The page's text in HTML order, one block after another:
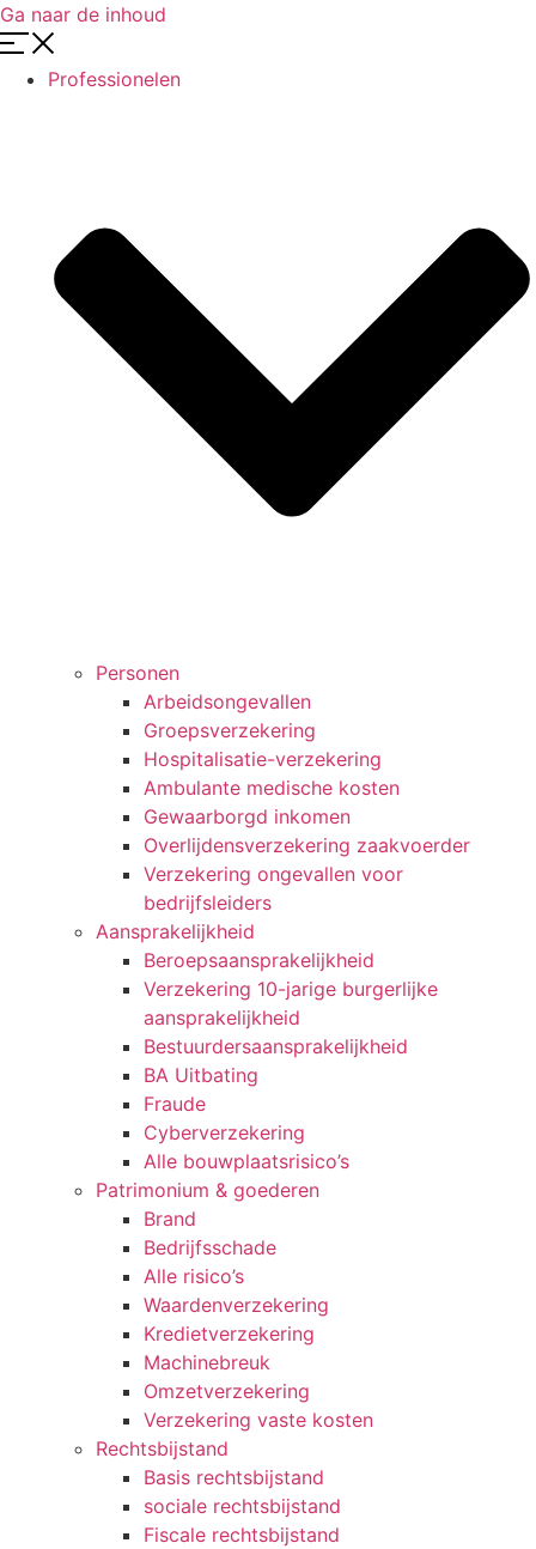
Ga naar de inhoud
Professionelen
Personen
Arbeidsongevallen
Groepsverzekering
Hospitalisatie-verzekering
Ambulante medische kosten
Gewaarborgd inkomen
Overlijdensverzekering zaakvoerder
Verzekering ongevallen voor
bedrijfsleiders
Aansprakelijkheid
Beroepsaansprakelijkheid
Verzekering 10-jarige burgerlijke
aansprakelijkheid
Bestuurdersaansprakelijkheid
BA Uitbating
Fraude
Cyberverzekering
Alle bouwplaatsrisico’s
Patrimonium & goederen
Brand
Bedrijfsschade
Alle risico’s
Waardenverzekering
Kredietverzekering
Machinebreuk
Omzetverzekering
Verzekering vaste kosten
Rechtsbijstand
Basis rechtsbijstand
sociale rechtsbijstand
Fiscale rechtsbijstand